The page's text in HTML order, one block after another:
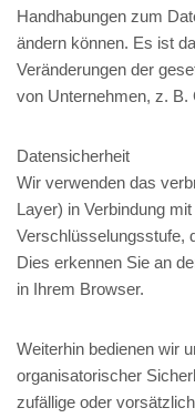
Handhabungen zum
ändern können. Es ist
Veränderungen der
von Unternehmen, z. B.
Datensicherheit
Wir verwenden das
Layer) in Verbindung
Verschlüsselungsstufe,
Dies erkennen Sie an
in Ihrem Browser.
Weiterhin bedienen wir
organisatorischer
zufällige oder